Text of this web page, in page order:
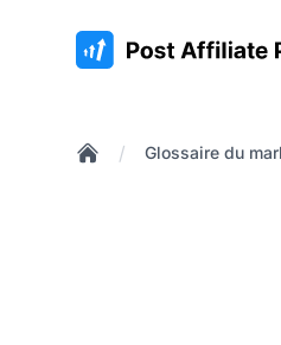
:site.title
/ Glossaire du